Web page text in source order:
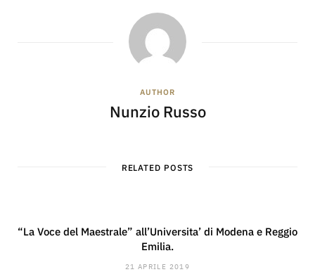
AUTHOR
Nunzio Russo
RELATED POSTS
“La Voce del Maestrale” all’Universita’ di Modena e Reggio
Emilia.
21 APRILE 2019